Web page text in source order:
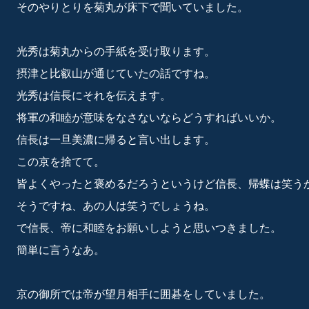
そのやりとりを菊丸が床下で聞いていました。
光秀は菊丸からの手紙を受け取ります。
摂津と比叡山が通じていたの話ですね。
光秀は信長にそれを伝えます。
将軍の和睦が意味をなさないならどうすればいいか。
信長は一旦美濃に帰ると言い出します。
この京を捨てて。
皆よくやったと褒めるだろうというけど信長、帰蝶は笑う
そうですね、あの人は笑うでしょうね。
で信長、帝に和睦をお願いしようと思いつきました。
簡単に言うなあ。
京の御所では帝が望月相手に囲碁をしていました。